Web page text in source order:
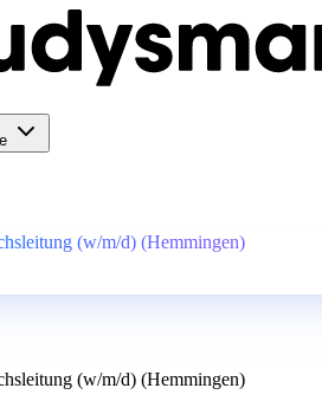
(w/m/d) (Hemmingen)
(w/m/d) (Hemmingen)